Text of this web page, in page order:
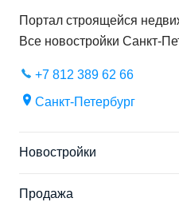
Портал строящейся
Все новостройки Санкт-
+7 812 389 62 66
Санкт-Петербург
Новостройки
Продажа